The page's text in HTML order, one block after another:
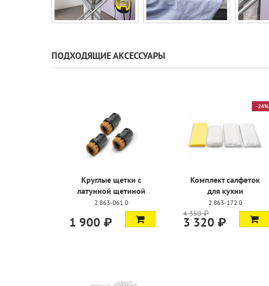
ПОДХОДЯЩИЕ АКСЕССУАРЫ
Круглые щетки с
латунной щетиной
2.863-061.0
1 900 ₽
-24%
Комплект салфеток
для кухни
2.863-172.0
4 350 ₽
3 320 ₽